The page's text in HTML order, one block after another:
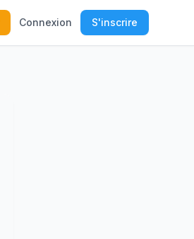
Connexion S'inscrire